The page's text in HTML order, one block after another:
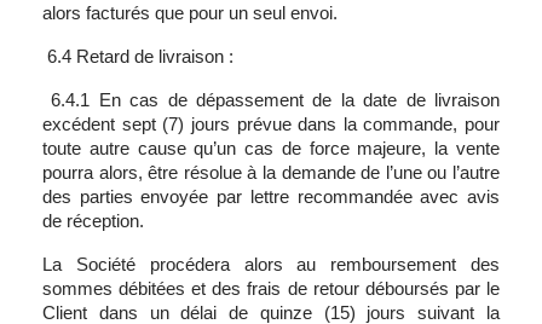
alors facturés que pour un seul envoi.
6.4 Retard de livraison :
6.4.1 En cas de dépassement de la date de livraison
excédent sept (7) jours prévue dans la commande, pour
toute autre cause qu’un cas de force majeure, la vente
pourra alors, être résolue à la demande de l’une ou l’autre
des parties envoyée par lettre recommandée avec avis
de réception.
La Société procédera alors au remboursement des
sommes débitées et des frais de retour déboursés par le
Client dans un délai de quinze (15) jours suivant la